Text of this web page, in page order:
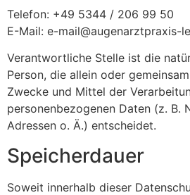
Telefon: +49 5344 / 206 99 50
E-Mail: e-mail@augenarztpraxis-
Verantwortliche Stelle ist die
Person, die allein oder
Zwecke und Mittel der
personenbezogenen Daten (z. B.
Adressen o. Ä.) entscheidet.
Speicherdauer
Soweit innerhalb dieser